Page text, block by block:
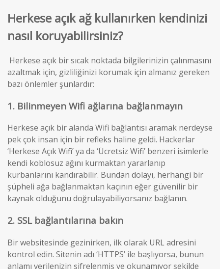
Herkese açık ağ kullanırken kendinizi
nasıl koruyabilirsiniz?
Herkese açık bir sıcak noktada bilgilerinizin çalınmasını
azaltmak için, gizliliğinizi korumak için almanız gereken
bazı önlemler şunlardır:
1. Bilinmeyen Wifi ağlarına bağlanmayın
Herkese açık bir alanda Wifi bağlantısı aramak nerdeyse
pek çok insan için bir refleks haline geldi. Hackerlar
‘Herkese Açık Wifi’ ya da ‘Ücretsiz Wifi’ benzeri isimlerle
kendi koblosuz ağını kurmaktan yararlanıp
kurbanlarını kandırabilir. Bundan dolayı, herhangi bir
şüpheli ağa bağlanmaktan kaçının eğer güvenilir bir
kaynak olduğunu doğrulayabiliyorsanız bağlanın.
2. SSL bağlantılarına bakın
Bir websitesinde gezinirken, ilk olarak URL adresini
kontrol edin. Sitenin adı ‘HTTPS’ ile başlıyorsa, bunun
anlamı verilenizin şifrelenmiş ve okunamıyor şekilde